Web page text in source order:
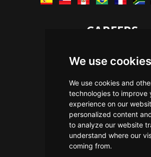
We use cookies
We use cookies and
technologies to improve
experience on our
personalized content
to analyze our website
understand where our
coming from.
CAREERS
The Immersive Way
Benefits You Receive
Applying For a Position
Equal Opportunity